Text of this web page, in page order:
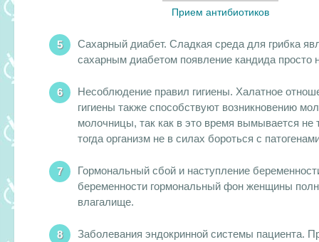
Прием антибиотиков
Сахарный диабет. Сладкая среда для грибка
сахарным диабетом появление кандида просто
Несоблюдение правил гигиены. Халатное
гигиены также способствуют возникновению
молочницы, так как в это время вымывается
тогда организм не в силах бороться с
Гормональный сбой и наступление
беременности гормональный фон женщины
влагалище.
Заболевания эндокринной системы пациента.